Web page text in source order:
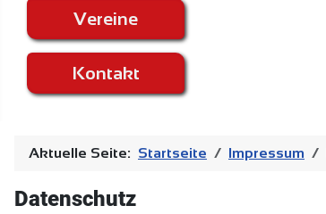
Vereine
Kontakt
Aktuelle Seite: Startseite Impressum
Datenschutz